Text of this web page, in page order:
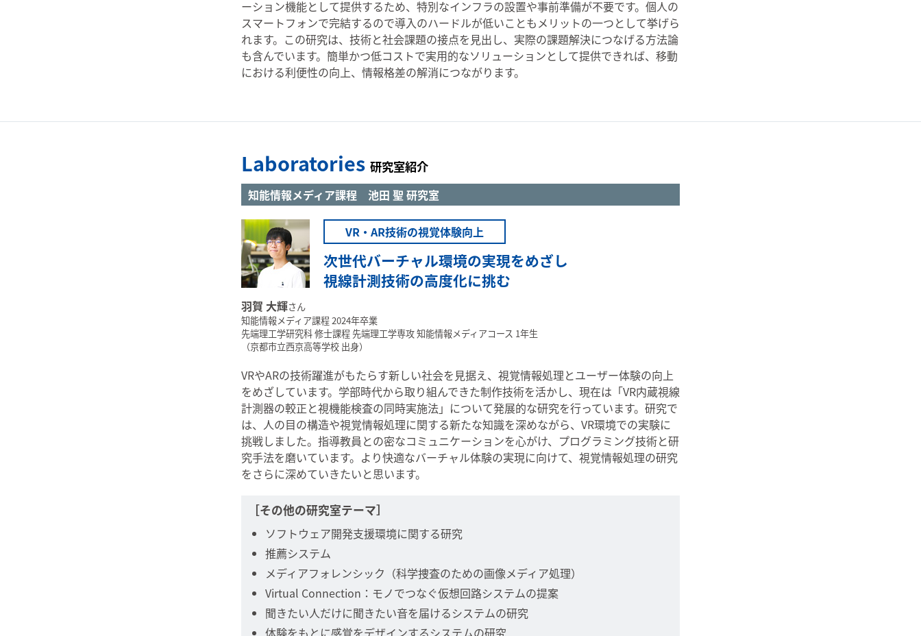
ーション機能として提供するため、特別なインフラの設置や事前準備が不要です。個人の
スマートフォンで完結するので導入のハードルが低いこともメリットの一つとして挙げら
れます。この研究は、技術と社会課題の接点を見出し、実際の課題解決につなげる方法論
も含んでいます。簡単かつ低コストで実用的なソリューションとして提供できれば、移動
における利便性の向上、情報格差の解消につながります。
Laboratories 研究室紹介
知能情報メディア課程 池田 聖 研究室
VR・AR技術の視覚体験向上
次世代バーチャル環境の実現をめざし
視線計測技術の高度化に挑む
羽賀 大輝さん
知能情報メディア課程 2024年卒業
先端理工学研究科 修士課程 先端理工学専攻 知能情報メディアコース 1年生
（京都市立西京高等学校 出身）
VRやARの技術躍進がもたらす新しい社会を見据え、視覚情報処理とユーザー体験の向上
をめざしています。学部時代から取り組んできた制作技術を活かし、現在は「VR内蔵視線
計測器の較正と視機能検査の同時実施法」について発展的な研究を行っています。研究で
は、人の目の構造や視覚情報処理に関する新たな知識を深めながら、VR環境での実験に
挑戦しました。指導教員との密なコミュニケーションを心がけ、プログラミング技術と研
究手法を磨いています。より快適なバーチャル体験の実現に向けて、視覚情報処理の研究
をさらに深めていきたいと思います。
［その他の研究室テーマ］
ソフトウェア開発支援環境に関する研究
推薦システム
メディアフォレンシック（科学捜査のための画像メディア処理）
Virtual Connection：モノでつなぐ仮想回路システムの提案
聞きたい人だけに聞きたい音を届けるシステムの研究
体験をもとに感覚をデザインするシステムの研究